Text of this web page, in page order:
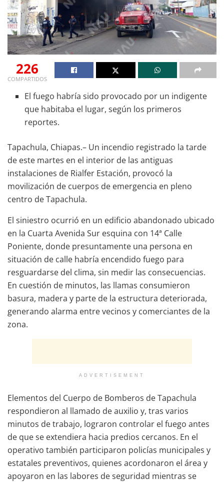
226
COMPARTIDOS
El fuego habría sido provocado por un indigente
que habitaba el lugar, según los primeros
reportes.
Tapachula, Chiapas.– Un incendio registrado la tarde
de este martes en el interior de las antiguas
instalaciones de Rialfer Estación, provocó la
movilización de cuerpos de emergencia en pleno
centro de Tapachula.
El siniestro ocurrió en un edificio abandonado ubicado
en la Cuarta Avenida Sur esquina con 14ª Calle
Poniente, donde presuntamente una persona en
situación de calle habría encendido fuego para
resguardarse del clima, sin medir las consecuencias.
En cuestión de minutos, las llamas consumieron
basura, madera y parte de la estructura deteriorada,
generando alarma entre vecinos y comerciantes de la
zona.
ADVERTISEMENT
Elementos del Cuerpo de Bomberos de Tapachula
respondieron al llamado de auxilio y, tras varios
minutos de trabajo, lograron controlar el fuego antes
de que se extendiera hacia predios cercanos. En el
operativo también participaron policías municipales y
estatales preventivos, quienes acordonaron el área y
apoyaron en las labores de seguridad mientras se